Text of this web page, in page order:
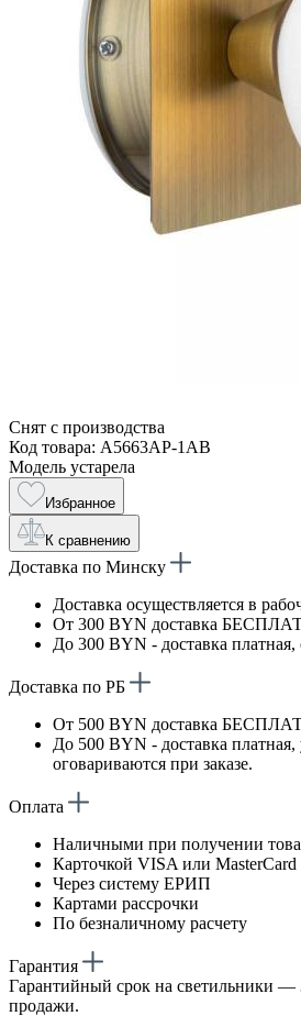
Снят с производства
Код товара: A5663AP-1AB
Модель устарела
Избранное
К сравнению
Доставка по Минску
Доставка осуществляется в
От 300 BYN доставка
До 300 BYN - доставка
Доставка по РБ
От 500 BYN доставка
До 500 BYN - доставка платная,
оговариваются при заказе.
Оплата
Наличными при получении
Карточкой VISA или
Через систему ЕРИП
Картами рассрочки
По безналичному расчету
Гарантия
Гарантийный срок на светильники —
продажи.